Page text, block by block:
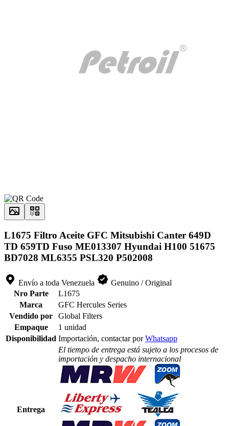
L1675 Filtro Aceite GFC Mitsubishi Canter 649D
TD 659TD Fuso ME013307 Hyundai H100 51675
BD7028 ML6355 PSL320 P502008
Envío a toda Venezuela
Genuino / Original
Nro Parte
L1675
Marca
GFC Hercules Series
Vendido por
Global Filters
Empaque
1 unidad
Disponibilidad Importación, contactar porWhatsapp
Entrega
El tiempo de entrega está sujeto a los procesos de
importación y despacho internacional